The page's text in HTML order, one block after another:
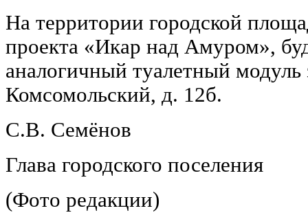
На территории городской
проекта «Икар над Амуром»,
аналогичный туалетный модуль
Комсомольский, д. 12б.
С.В. Семёнов
Глава городского поселения
(Фото редакции)